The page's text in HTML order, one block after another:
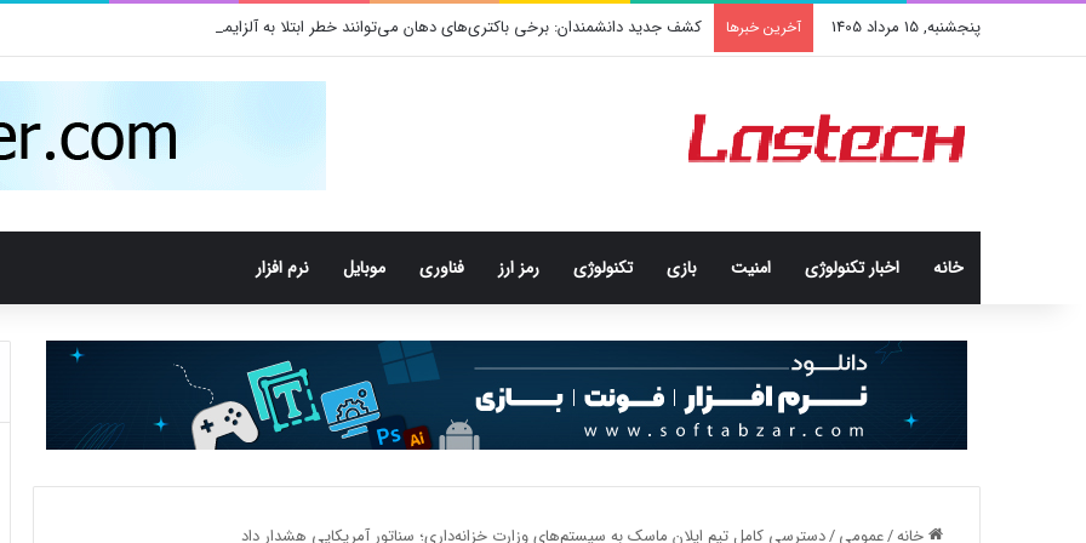
پنجشنبه, 15 مرداد 1405 آخرین خبرها کشف جدید دانشمندان: برخی باکتری‌های دهان می‌توانند خطر ابتلا به آلزایمر را افزایش دهند
خانه اخبار تکنولوژی امنيت بازی تکنولوژی رمز ارز فناوری موبایل نرم افزار
خانه/عمومی/دسترسی کامل تیم ایلان ماسک به سیستم‌های وزارت خزانه‌داری؛ سناتور آمریکایی هشدار داد